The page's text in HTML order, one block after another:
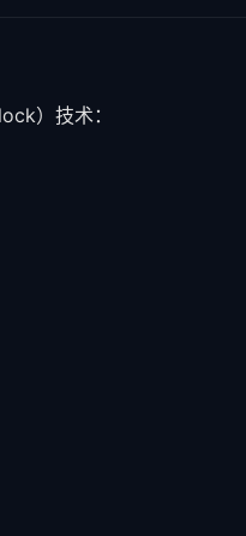
）技术：